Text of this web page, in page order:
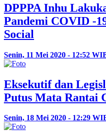
DPPPA Inhu
Pandemi COVID -
Social
Senin, 11 Mei 2020 - 12:52
Eksekutif dan
Putus Mata Rantai
Senin, 18 Mei 2020 - 12:29